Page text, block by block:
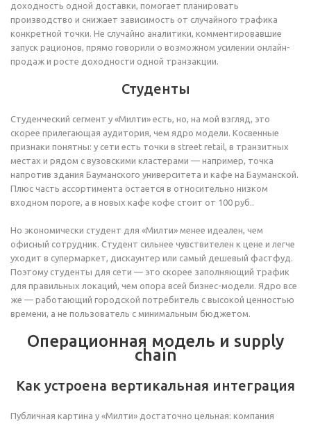
доходность одной доставки, помогает планировать
производство и снижает зависимость от случайного трафика
конкретной точки. Не случайно аналитики, комментировавшие
запуск рационов, прямо говорили о возможном усилении онлайн-
продаж и росте доходности одной транзакции.
Студенты
Студенческий сегмент у «Милти» есть, но, на мой взгляд, это
скорее прилегающая аудитория, чем ядро модели. Косвенные
признаки понятны: у сети есть точки в street retail, в транзитных
местах и рядом с вузовскими кластерами — например, точка
напротив здания Бауманского университета и кафе на Бауманской.
Плюс часть ассортимента остается в относительно низком
входном пороге, а в новых кафе кофе стоит от 100 руб..
Но экономически студент для «Милти» менее идеален, чем
офисный сотрудник. Студент сильнее чувствителен к цене и легче
уходит в супермаркет, дискаунтер или самый дешевый фастфуд.
Поэтому студенты для сети — это скорее заполняющий трафик
для правильных локаций, чем опора всей бизнес-модели. Ядро все
же — работающий городской потребитель с высокой ценностью
времени, а не пользователь с минимальным бюджетом.
Операционная модель и supply
chain
Как устроена вертикальная интеграция
Публичная картина у «Милти» достаточно цельная: компания